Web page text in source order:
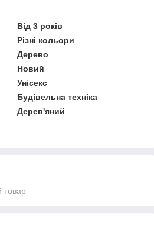
Від 3 років
Різні кольори
Дерево
Новий
Унісекс
Будівельна техніка
Дерев'яний
товар